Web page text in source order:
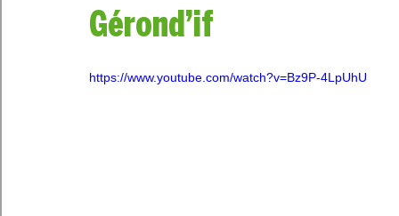
Gérond’if
https://www.youtube.com/watch?v=Bz9P-4LpUhU